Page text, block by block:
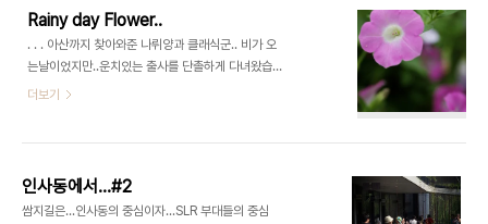
니다. 그러나 그날따라 도로에 왜이리도 사고가 많은
것인지... 차고 꼼짝하지 않는구간이 너무나 많았습니
다. 그리고 라디오에서 흘러나오는 교통방송은...서울
종로구 쪽을 지나는 행사행렬 3천여명때문에 정체현
상이 극심하다는 방송... 너무너무 미안한 마음에 운
지난.. 3시 15분에 도착.. 주차는 지애에게 맏기고 카
Rainy day Flower..
. . . 아산까지 찾아와준 나뤼양과 클래식군.. 비가 오
는날이었지만..운치있는 출사를 단촐하게 다녀왔습
니다. 맛있는 칼국수도 먹고..즐거운 하루였네요. 여
더보기
인사동에서...#2
쌈지길은...인사동의 중심이자...SLR 부대들의 중심